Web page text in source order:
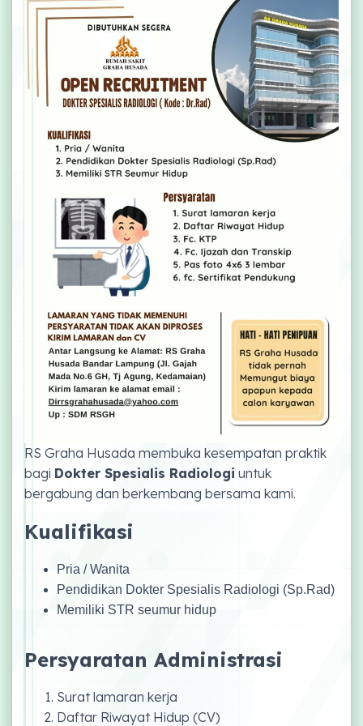
RS Graha Husada membuka kesempatan praktik
bagi Dokter Spesialis Radiologi untuk
bergabung dan berkembang bersama kami.
Kualifikasi
Pria / Wanita
Pendidikan Dokter Spesialis Radiologi (Sp.Rad)
Memiliki STR seumur hidup
Persyaratan Administrasi
Surat lamaran kerja
Daftar Riwayat Hidup (CV)